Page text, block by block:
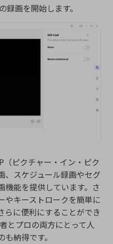
録画を開始します。
ピクチャー・イン・ピク
、スケジュール録画やセグ
機能を提供しています。さ
やキーストロークを簡単に
らに便利にすることができ
とプロの両方にとって人
納得です。